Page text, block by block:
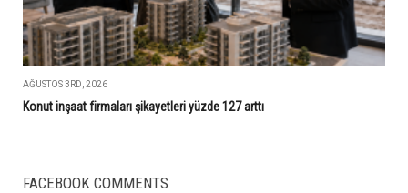
AĞUSTOS 3RD, 2026
Konut inşaat firmaları şikayetleri yüzde 127 arttı
FACEBOOK COMMENTS